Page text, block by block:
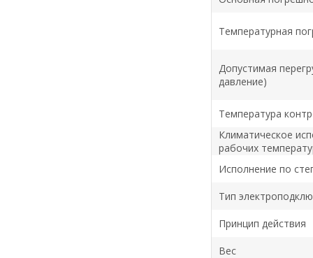
Температурная
Допустимая
давление)
Температура
Климатическое
рабочих
Исполнение по
Тип
Принцип действия
Вес